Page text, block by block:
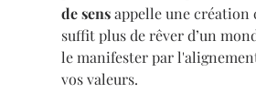
de sens appelle une création
suffit plus de rêver d’un
le manifester par
vos valeurs.